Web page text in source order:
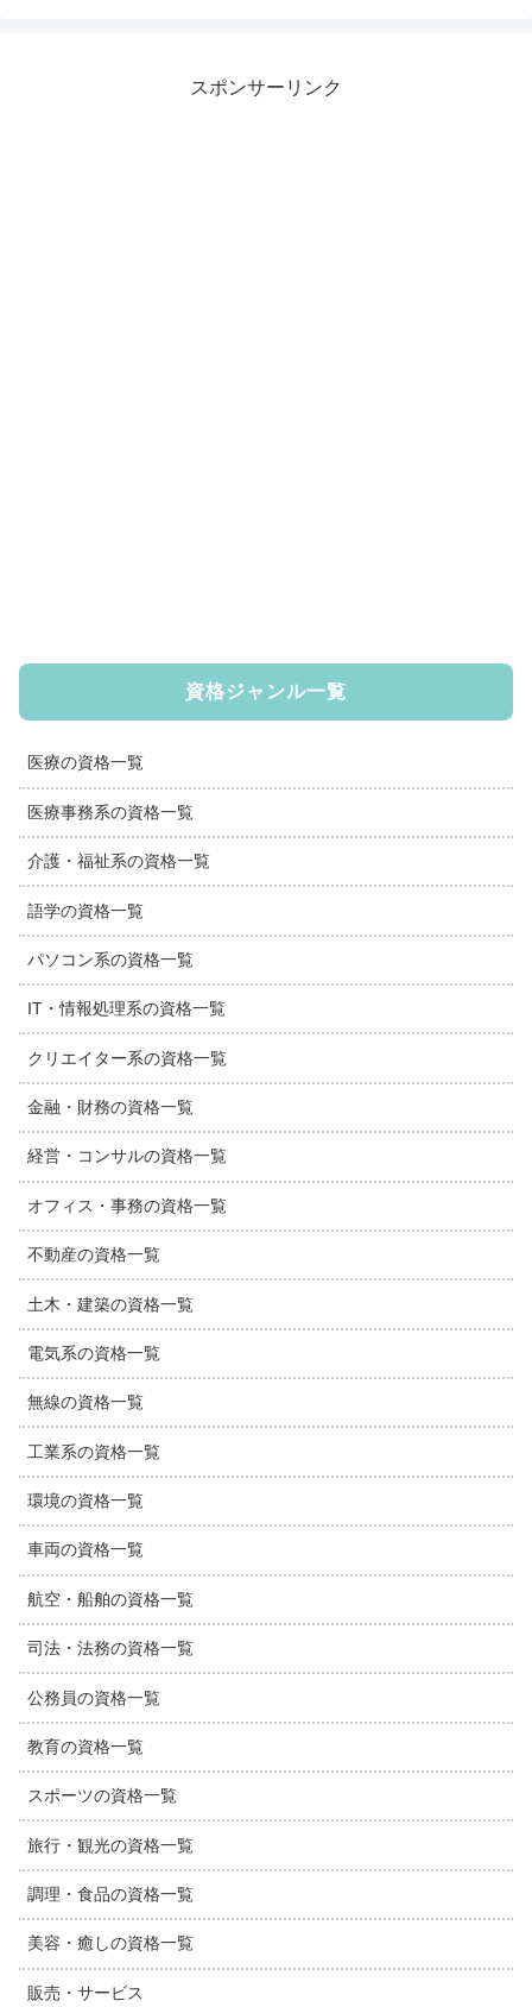
スポンサーリンク
資格ジャンル一覧
医療の資格一覧
医療事務系の資格一覧
介護・福祉系の資格一覧
語学の資格一覧
パソコン系の資格一覧
IT・情報処理系の資格一覧
クリエイター系の資格一覧
金融・財務の資格一覧
経営・コンサルの資格一覧
オフィス・事務の資格一覧
不動産の資格一覧
土木・建築の資格一覧
電気系の資格一覧
無線の資格一覧
工業系の資格一覧
環境の資格一覧
車両の資格一覧
航空・船舶の資格一覧
司法・法務の資格一覧
公務員の資格一覧
教育の資格一覧
スポーツの資格一覧
旅行・観光の資格一覧
調理・食品の資格一覧
美容・癒しの資格一覧
販売・サービス